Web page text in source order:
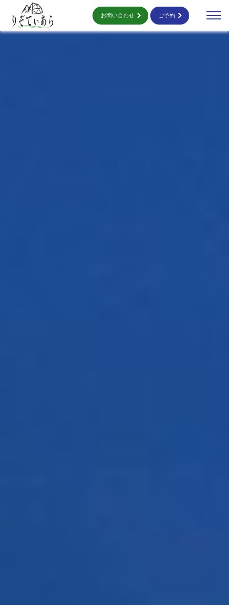
お問い合わせ ご予約